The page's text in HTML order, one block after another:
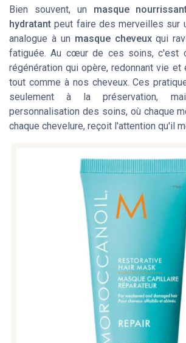
Bien souvent, un masque
hydratant peut faire des merveilles sur
analogue à un masque cheveuxqui
fatiguée. Au cœur de ces soins, c'est
régénération qui opère, redonnant vie et
tout comme à nos cheveux. Ces
seulement à la préservation,
personnalisation des soins, où chaque
chaque chevelure, reçoit l'attention qu'il